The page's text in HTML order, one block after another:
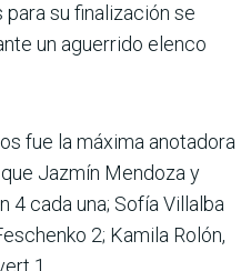
su finalización se
un ague­rrido elenco
fue la máxima anota­dora
Jazmín Mendoza y
4 cada una; Sofía Villalba
2; Kamila Rolón,
1.